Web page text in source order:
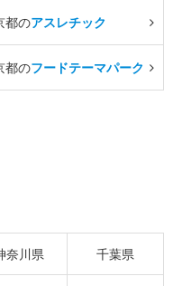
都のアスレチック
都のフードテーマパーク
奈川県 千葉県